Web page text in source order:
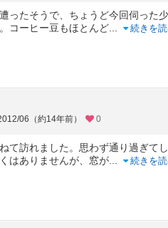
ったそうで、ちょうど今回伺った
コーヒー豆もほとんど
続きを
06（約14年前） 0
て訪れました。思わず通り過ぎて
はありませんが、窓が
続きを